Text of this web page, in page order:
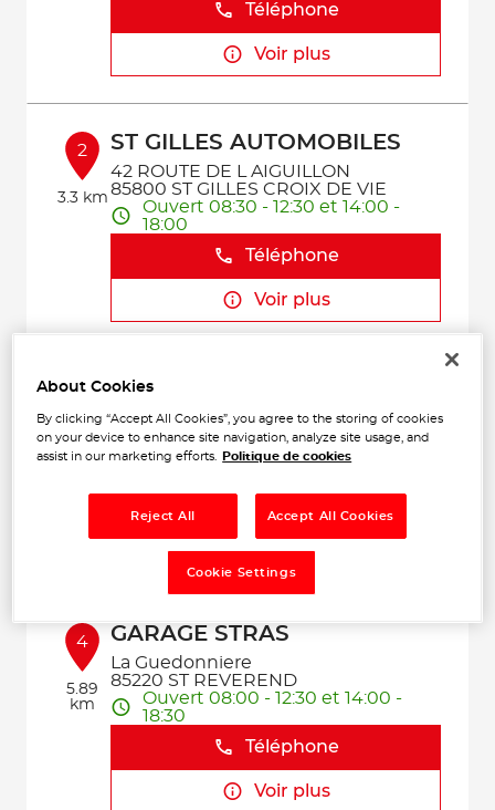
Téléphone
Voir plus
2
3.3 km
ST GILLES AUTOMOBILES
42 ROUTE DE L AIGUILLON
85800 ST GILLES CROIX DE VIE
Ouvert 08:30 - 12:30 et 14:00 -
18:00
Téléphone
Voir plus
3
3.75
km
GARAGE SARL BILLON
35 Avenue de la Rousselotiere
85270 ST HILAIRE DE RIEZ
Ouvert 08:00 - 12:00 et 14:00 -
Téléphone
4
5.89
km
GARAGE STRAS
La Guedonniere
85220 ST REVEREND
Ouvert 08:00 - 12:30 et 14:00 -
18:30
Téléphone
Voir plus
About Cookies
By clicking “Accept All Cookies”, you agree to the storing of cookies
on your device to enhance site navigation, analyze site usage, and
assist in our marketing efforts.
Politique de cookies
Reject All Accept All Cookies
Cookie Settings